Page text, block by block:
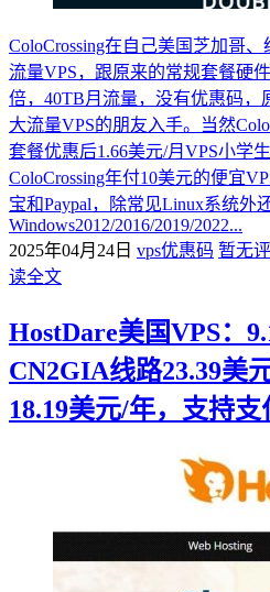
ColoCrossing在自己美国芝加哥
流量VPS，跟原来的常规套餐硬
倍，40TB月流量，没有优惠码，
大流量VPS的朋友入手。当然
套餐优惠后1.66美元/月VPS小学
ColoCrossing年付10美元的便宜
宝和Paypal，除常见Linux系统外
Windows2012/2016/2019/2022...
2025年04月24日 vps优惠码 暂无
读全文
HostDare美国VPS：
CN2GIA线路23.39美
18.19美元/年，支持支